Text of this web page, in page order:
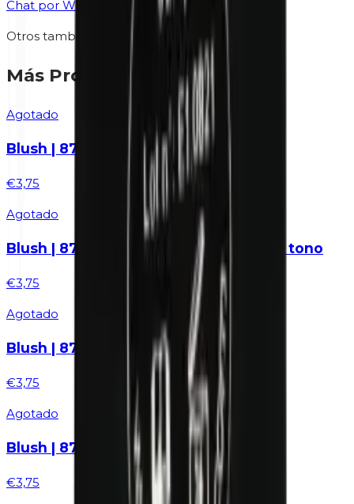
Chat por WhatsApp
Otros también vieron
Más Productos
Agotado
Blush | 872 Pink - Probador de tono
€3,75
Agotado
Blush | 874 Rosy Brown - Probador de tono
€3,75
Agotado
Blush | 875 Coral - Probador de tono
€3,75
Agotado
Blush | 877 Nude - Probador de tono
€3,75